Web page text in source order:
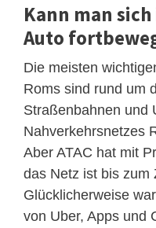
Kann man
Auto
Die meisten
Roms sind rund um
Straßenbahnen und
Nahverkehrsnetzes
Aber ATAC hat mit
das Netz ist bis zum
Glücklicherweise
von Uber, Apps und